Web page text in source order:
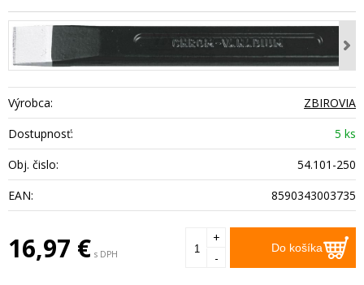
Výrobca:
ZBIROVIA
Dostupnosť:
5 ks
Obj. čislo:
54.101-250
EAN:
8590343003735
16,97 € s DPH Do košíka
+
-